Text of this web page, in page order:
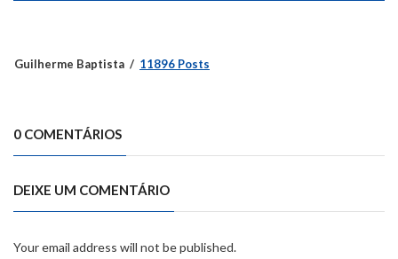
Guilherme Baptista 11896 Posts
0 COMENTÁRIOS
DEIXE UM COMENTÁRIO
Your email address will not be published.